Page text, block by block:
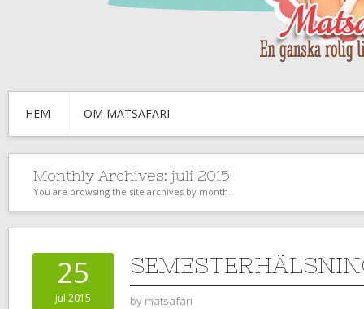
HEM OM MATSAFARI
Monthly Archives: juli 2015
You are browsing the site archives by month.
25
jul 2015 by matsafari